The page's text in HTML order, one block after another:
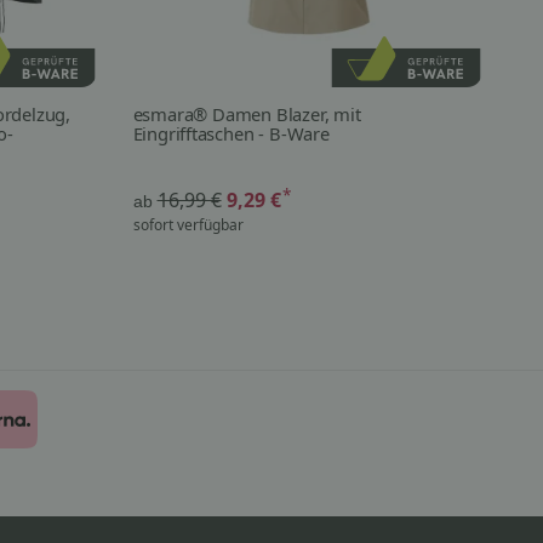
esmara® Damen Blazer, mit
Eingrifftaschen - B-Ware
ab 16,99 € 9,29 €*
sofort verfügbar